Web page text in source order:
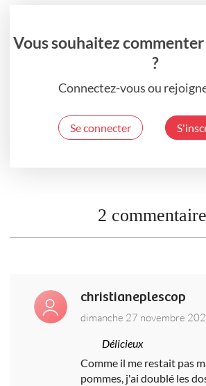
Vous souhaitez
?
Connectez-vous ou
Se connecter
2
christianeplescop
dimanche 27 novembre
Délicieux
Comme il me restait pas
pommes, j'ai doublé les